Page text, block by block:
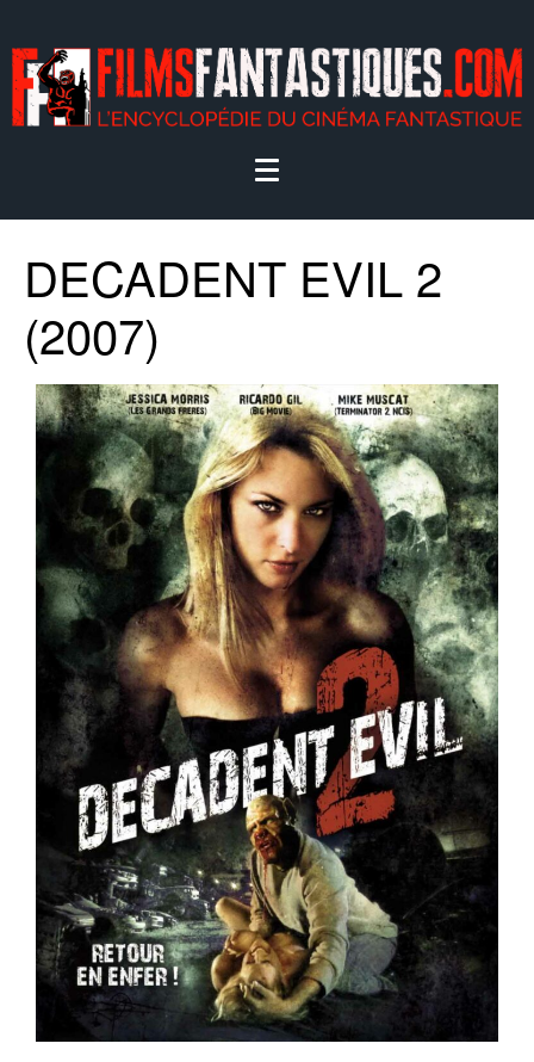
DECADENT EVIL 2
(2007)